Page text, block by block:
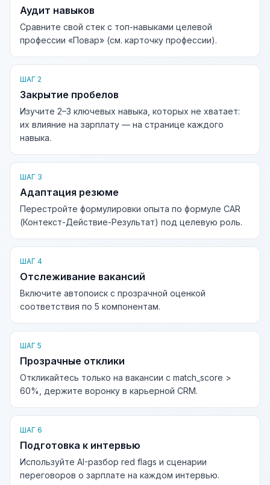
Аудит навыков
Сравните свой стек с топ-навыками целевой
профессии «Повар» (см. карточку профессии).
ШАГ 2
Закрытие пробелов
Изучите 2–3 ключевых навыка, которых не хватает:
их влияние на зарплату — на странице каждого
навыка.
ШАГ 3
Адаптация резюме
Перестройте формулировки опыта по формуле CAR
(Контекст-Действие-Результат) под целевую роль.
ШАГ 4
Отслеживание вакансий
Включите автопоиск с прозрачной оценкой
соответствия по 5 компонентам.
ШАГ 5
Прозрачные отклики
Откликайтесь только на вакансии с match_score >
60%, держите воронку в карьерной CRM.
ШАГ 6
Подготовка к интервью
Используйте AI-разбор red flags и сценарии
переговоров о зарплате на каждом интервью.